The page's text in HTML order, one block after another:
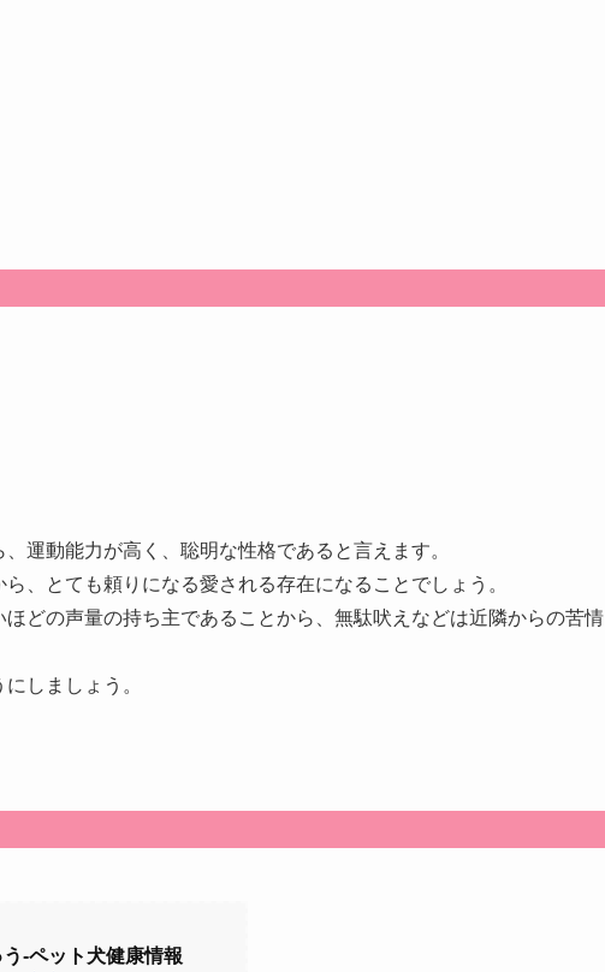
運動能力が高く、聡明な性格であると言えます。
、とても頼りになる愛される存在になることでしょう。
どの声量の持ち主であることから、無駄吠えなどは近隣からの苦情
しましょう。
-ペット犬健康情報